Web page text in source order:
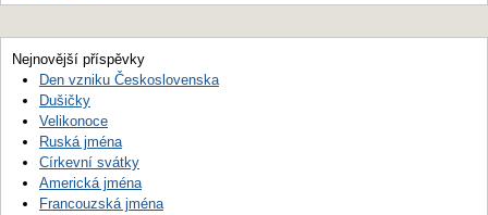
Nejnovější příspěvky
Den vzniku Československa
Dušičky
Velikonoce
Ruská jména
Církevní svátky
Americká jména
Francouzská jména